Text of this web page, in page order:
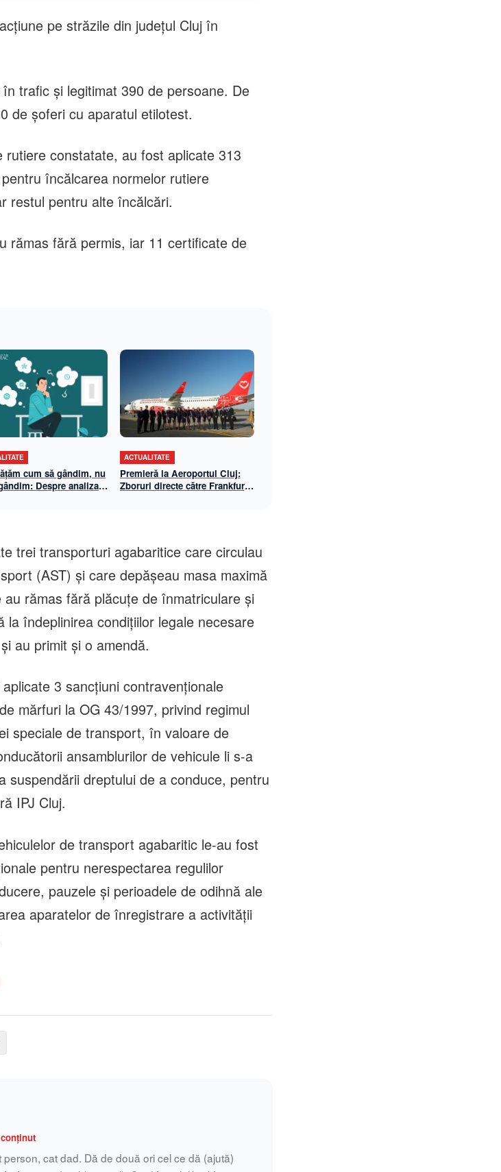
pe străzile din județul Cluj în
trafic și legitimat 390 de persoane. De
de șoferi cu aparatul etilotest.
constatate, au fost aplicate 313
încălcarea normelor rutiere
restul pentru alte încălcări.
rămas fără permis, iar 11 certificate de
cum să gândim, nu
Despre analiza
ACTUALITATE
Premieră la Aeroportul Cluj:
Zboruri directe către Frankfurt
trei transporturi agabaritice care circulau
(AST) și care depășeau masa maximă
rămas fără plăcuțe de înmatriculare și
îndeplinirea condițiilor legale necesare
au primit și o amendă.
3 sancțiuni contravenționale
mărfuri la OG 43/1997, privind regimul
speciale de transport, în valoare de
ansamblurilor de vehicule li s-a
suspendării dreptului de a conduce, pentru
IPJ Cluj.
de transport agabaritic le-au fost
pentru nerespectarea regulilor
pauzele și perioadele de odihnă ale
aparatelor de înregistrare a activității
cat dad. Dă de două ori cel ce dă (ajută)